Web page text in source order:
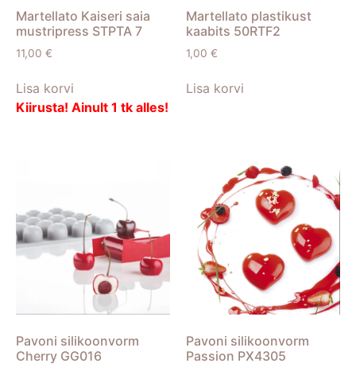
Martellato Kaiseri saia
mustripress STPTA 7
11,00 €
Lisa korvi
Kiirusta! Ainult 1 tk alles!
Martellato plastikust
kaabits 50RTF2
1,00 €
Lisa korvi
Pavoni silikoonvorm
Cherry GG016
Pavoni silikoonvorm
Passion PX4305